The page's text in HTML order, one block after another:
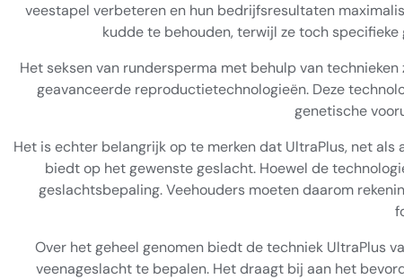
veestapel verbeteren en hun bedrijfsresultaten
kudde te behouden, terwijl ze toch
Het seksen van rundersperma met behulp van
geavanceerde reproductietechnologieën. Deze
genetische
Het is echter belangrijk op te merken dat UltraPlus, net
biedt op het gewenste geslacht. Hoewel de
geslachtsbepaling. Veehouders moeten daarom
Over het geheel genomen biedt de techniek UltraPlus
veenageslacht te bepalen. Het draagt bij aan het